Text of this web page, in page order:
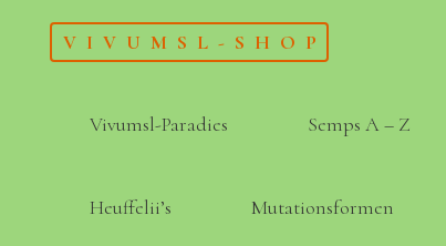
VIVUMSL-SHOP
Vivumsl-Paradies Semps A – Z
Heuffelii’s Mutationsformen